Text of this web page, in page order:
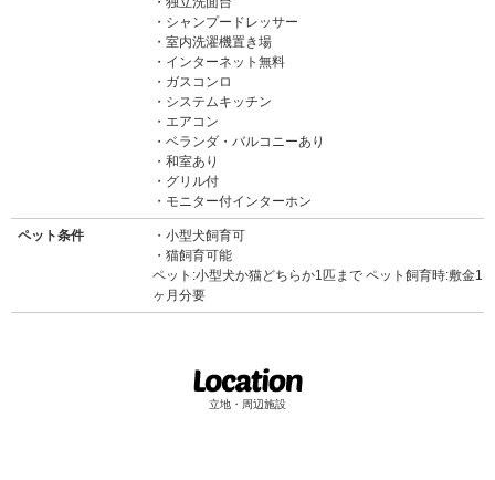
シャンプードレッサー
室内洗濯機置き場
インターネット無料
ガスコンロ
システムキッチン
エアコン
ベランダ・バルコニーあり
和室あり
グリル付
モニター付インターホン
ペット条件
小型犬飼育可
猫飼育可能
ペット:小型犬か猫どちらか1匹まで ペット飼育時:敷金1
ヶ月分要
立地・周辺施設